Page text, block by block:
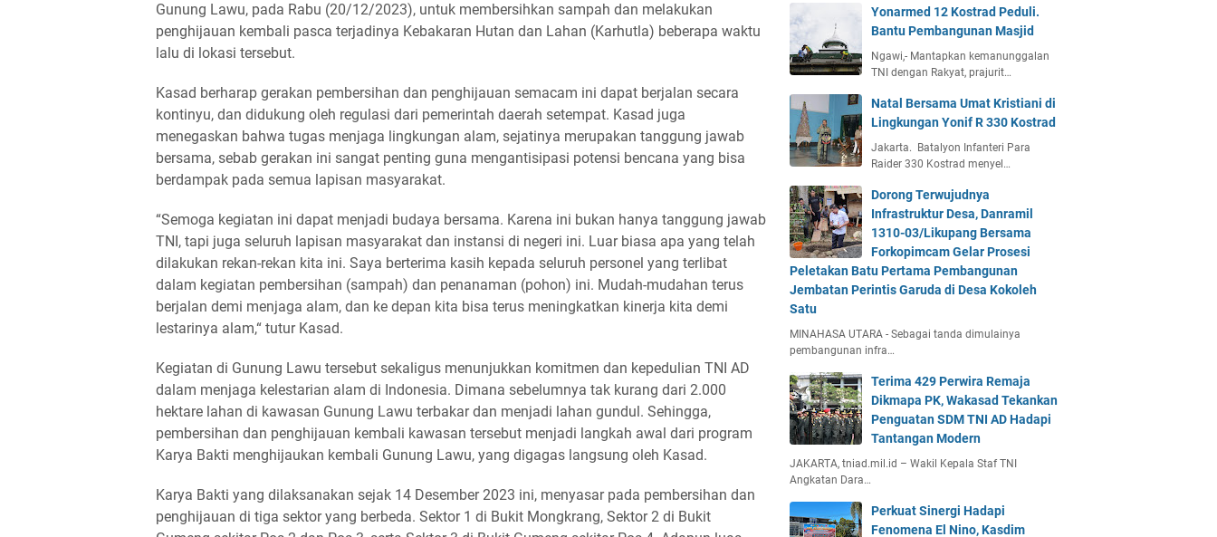
Gunung Lawu, pada Rabu (20/12/2023), untuk membersihkan sampah dan melakukan
penghijauan kembali pasca terjadinya Kebakaran Hutan dan Lahan (Karhutla) beberapa waktu
lalu di lokasi tersebut.
Kasad berharap gerakan pembersihan dan penghijauan semacam ini dapat berjalan secara
kontinyu, dan didukung oleh regulasi dari pemerintah daerah setempat. Kasad juga
menegaskan bahwa tugas menjaga lingkungan alam, sejatinya merupakan tanggung jawab
bersama, sebab gerakan ini sangat penting guna mengantisipasi potensi bencana yang bisa
berdampak pada semua lapisan masyarakat.
“Semoga kegiatan ini dapat menjadi budaya bersama. Karena ini bukan hanya tanggung jawab
TNI, tapi juga seluruh lapisan masyarakat dan instansi di negeri ini. Luar biasa apa yang telah
dilakukan rekan-rekan kita ini. Saya berterima kasih kepada seluruh personel yang terlibat
dalam kegiatan pembersihan (sampah) dan penanaman (pohon) ini. Mudah-mudahan terus
berjalan demi menjaga alam, dan ke depan kita bisa terus meningkatkan kinerja kita demi
lestarinya alam,“ tutur Kasad.
Kegiatan di Gunung Lawu tersebut sekaligus menunjukkan komitmen dan kepedulian TNI AD
dalam menjaga kelestarian alam di Indonesia. Dimana sebelumnya tak kurang dari 2.000
hektare lahan di kawasan Gunung Lawu terbakar dan menjadi lahan gundul. Sehingga,
pembersihan dan penghijauan kembali kawasan tersebut menjadi langkah awal dari program
Karya Bakti menghijaukan kembali Gunung Lawu, yang digagas langsung oleh Kasad.
Karya Bakti yang dilaksanakan sejak 14 Desember 2023 ini, menyasar pada pembersihan dan
penghijauan di tiga sektor yang berbeda. Sektor 1 di Bukit Mongkrang, Sektor 2 di Bukit
Yonarmed 12 Kostrad Peduli.
Bantu Pembangunan Masjid
Ngawi,- Mantapkan kemanunggalan
TNI dengan Rakyat, prajurit…
Natal Bersama Umat Kristiani di
Lingkungan Yonif R 330 Kostrad
Jakarta. Batalyon Infanteri Para
Raider 330 Kostrad menyel…
Dorong Terwujudnya
Infrastruktur Desa, Danramil
1310-03/Likupang Bersama
Forkopimcam Gelar Prosesi
Peletakan Batu Pertama Pembangunan
Jembatan Perintis Garuda di Desa Kokoleh
Satu
MINAHASA UTARA - Sebagai tanda dimulainya
pembangunan infra…
Terima 429 Perwira Remaja
Dikmapa PK, Wakasad Tekankan
Penguatan SDM TNI AD Hadapi
Tantangan Modern
JAKARTA, tniad.mil.id – Wakil Kepala Staf TNI
Angkatan Dara…
Perkuat Sinergi Hadapi
Fenomena El Nino, Kasdim